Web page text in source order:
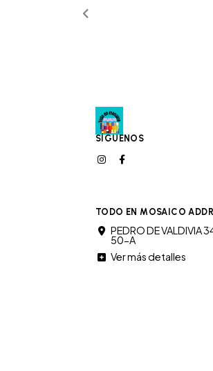
SÍGUENOS
TODO EN MOSAICO
PEDRO DE VALDIVIA
50-A
Ver más detalles